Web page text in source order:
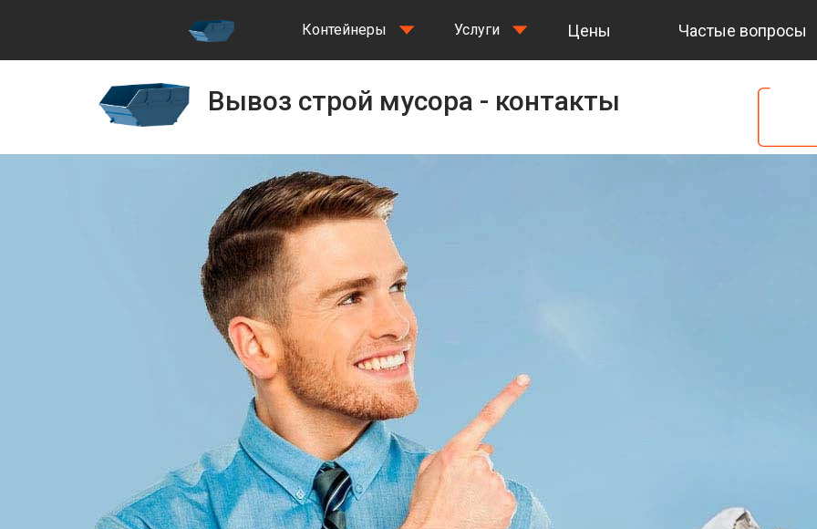
Вывоз строй мусора - контакты
Контейнеры Услуги Цены Частые вопросы